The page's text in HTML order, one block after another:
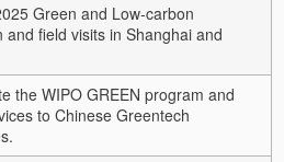
Green and Low-carbon
and field visits in Shanghai and
the WIPO GREEN program and
to Chinese Greentech